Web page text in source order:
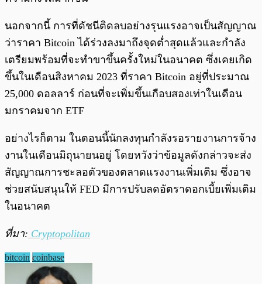
นอกจากนี้ การที่ดัชนีติดลบอย่างรุนแรงอาจเป็นสัญญาณ
ว่าราคา Bitcoin ได้ร่วงลงมาถึงจุดต่ำสุดแล้วและกำลัง
เตรียมพร้อมที่จะทำขาขึ้นครั้งใหม่ในอนาคต ซึ่งเคยเกิด
ขึ้นในเดือนสิงหาคม 2023 ที่ราคา Bitcoin อยู่ที่ประมาณ
25,000 ดอลลาร์ ก่อนที่จะเพิ่มขึ้นเกือบสองเท่าในเดือน
มกราคมจาก ETF
อย่างไรก็ตาม ในตอนนี้นักลงทุนกำลังรอรายงานการจ้าง
งานในเดือนมิถุนายนอยู่ โดยหวังว่าข้อมูลดังกล่าวจะส่ง
สัญญาณการชะลอตัวของตลาดแรงงานเพิ่มเติม ซึ่งอาจ
ช่วยสนับสนุนให้ FED มีการปรับลดอัตราดอกเบี้ยเพิ่มเติม
ในอนาคต
ที่มา: Cryptopolitan
bitcoin coinbase